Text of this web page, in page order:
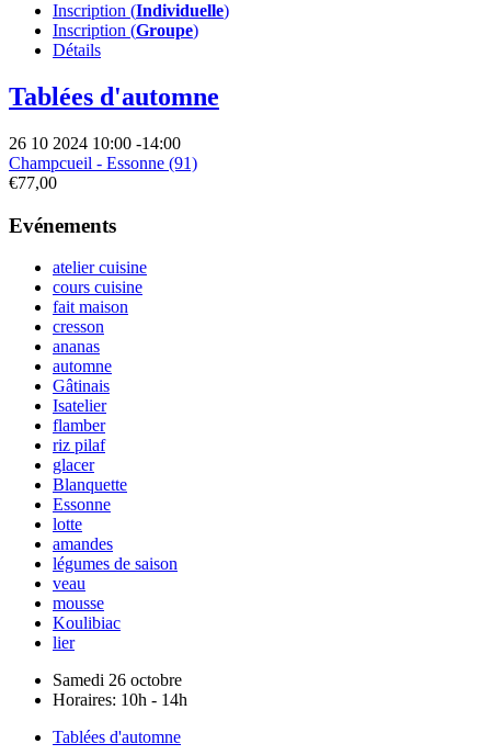
Inscription (Individuelle)
Inscription (Groupe)
Détails
Tablées d'automne
26 10 2024 10:00 -14:00
Champcueil - Essonne (91)
€77,00
Evénements
atelier cuisine
cours cuisine
fait maison
cresson
ananas
automne
Gâtinais
Isatelier
flamber
riz pilaf
glacer
Blanquette
Essonne
lotte
amandes
légumes de saison
veau
mousse
Koulibiac
lier
Samedi 26 octobre
Horaires: 10h - 14h
Tablées d'automne